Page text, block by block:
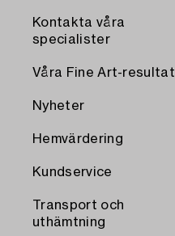
Kontakta våra
specialister
Våra Fine Art-resultat
Nyheter
Hemvärdering
Kundservice
Transport och
uthämtning